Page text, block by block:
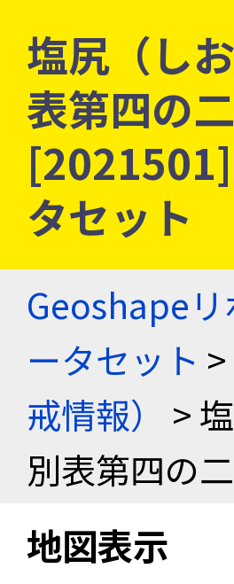
塩尻（し
表第四の
タセット
Geoshapeリ
ータセット >
戒情報）
>
別表第四の
地図表示